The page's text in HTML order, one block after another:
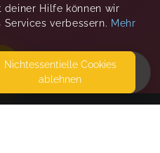
deiner Hilfe können wir
verbessern. Mehr
Nicht­essentielle Cookies
ablehnen